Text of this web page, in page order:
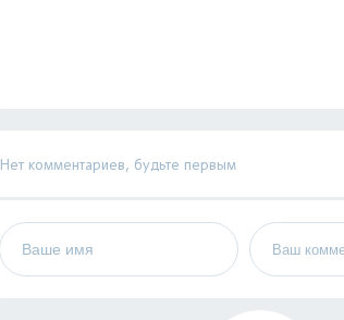
Нет комментариев, будьте первым